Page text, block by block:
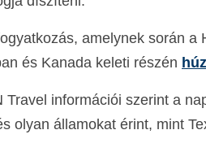
amelynek során a
és Kanada keleti részén
Travel információi szerint a
olyan államokat érint, mint